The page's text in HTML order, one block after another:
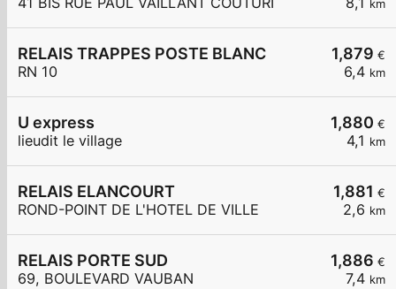
km
1,879 €
6,4 km
RELAIS TRAPPES POSTE BLANC
RN 10
1,880 €
4,1 km
U express
lieudit le village
1,881 €
2,6 km
RELAIS ELANCOURT
ROND-POINT DE L'HOTEL DE VILLE
1,886 €
7,4 km
RELAIS PORTE SUD
69, BOULEVARD VAUBAN